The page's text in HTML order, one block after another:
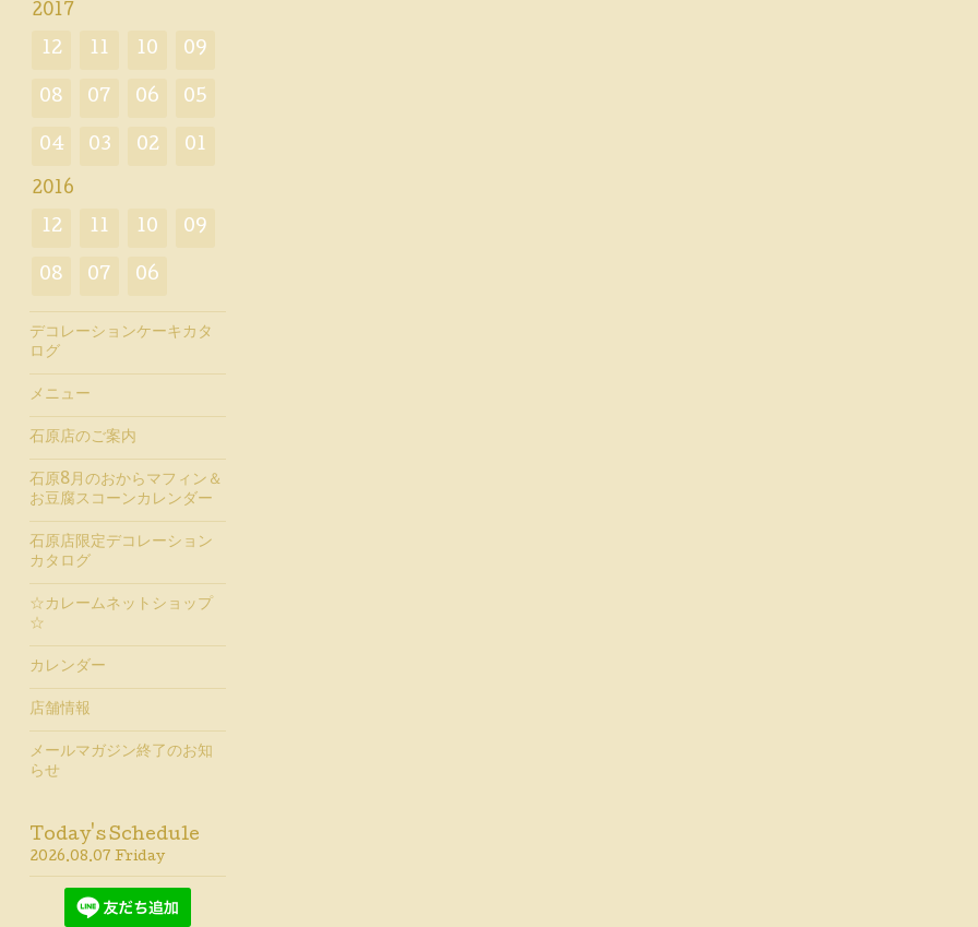
2017
12 11 10 09
08 07 06 05
04 03 02 01
2016
12 11 10 09
08 07 06
デコレーションケーキカタ
ログ
メニュー
石原店のご案内
石原8月のおからマフィン＆
お豆腐スコーンカレンダー
石原店限定デコレーション
カタログ
☆カレームネットショップ
☆
カレンダー
店舗情報
メールマガジン終了のお知
らせ
Today's Schedule
2026.08.07 Friday